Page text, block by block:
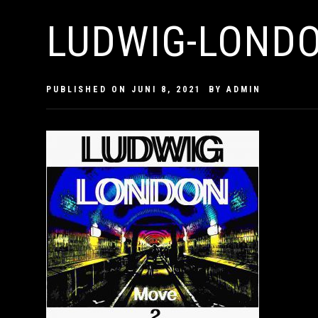
LUDWIG-
PUBLISHED ON JUNI 8, 2021 BYADMIN